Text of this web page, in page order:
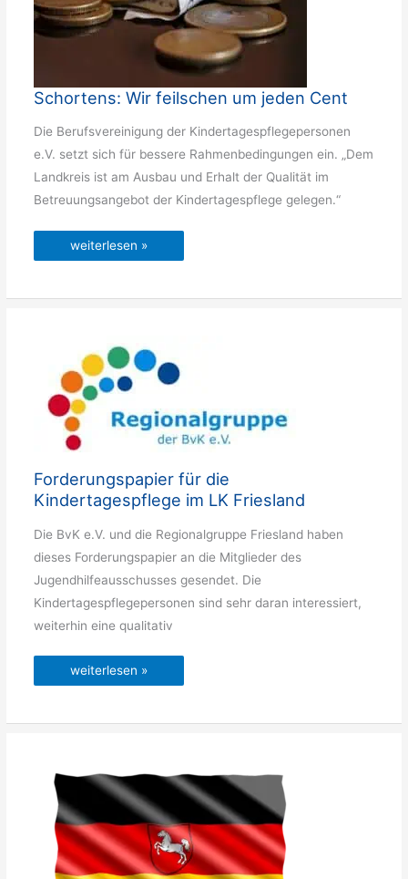
Schortens: Wir feilschen um jeden Cent
Die Berufsvereinigung der Kindertagespflegepersonen
e.V. setzt sich für bessere Rahmenbedingungen ein. „Dem
Landkreis ist am Ausbau und Erhalt der Qualität im
Betreuungsangebot der Kindertagespflege gelegen.“
Schortens:
Cent
weiterlesen »
Forderungspapier für die
Kindertagespflege im LK Friesland
Die BvK e.V. und die Regionalgruppe Friesland haben
dieses Forderungspapier an die Mitglieder des
Jugendhilfeausschusses gesendet. Die
Kindertagespflegepersonen sind sehr daran interessiert,
weiterhin eine qualitativ
Forderungspapier
LK
weiterlesen »